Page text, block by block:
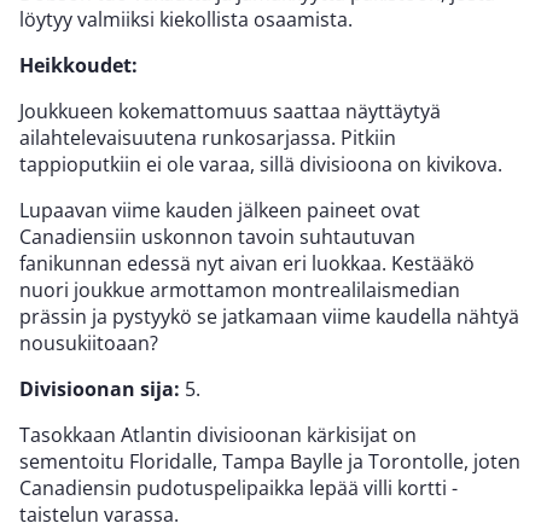
löytyy valmiiksi kiekollista osaamista.
Heikkoudet:
Joukkueen kokemattomuus saattaa näyttäytyä
ailahtelevaisuutena runkosarjassa. Pitkiin
tappioputkiin ei ole varaa, sillä divisioona on kivikova.
Lupaavan viime kauden jälkeen paineet ovat
Canadiensiin uskonnon tavoin suhtautuvan
fanikunnan edessä nyt aivan eri luokkaa. Kestääkö
nuori joukkue armottamon montrealilaismedian
prässin ja pystyykö se jatkamaan viime kaudella nähtyä
nousukiitoaan?
Divisioonan sija: 5.
Tasokkaan Atlantin divisioonan kärkisijat on
sementoitu Floridalle, Tampa Baylle ja Torontolle, joten
Canadiensin pudotuspelipaikka lepää villi kortti -
taistelun varassa.